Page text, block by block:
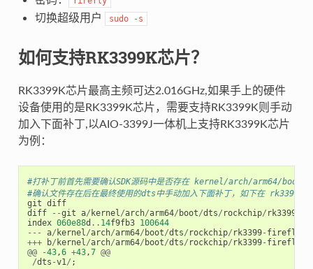
切换超级用户 sudo -s
如何支持RK3399K芯片？
RK3399K芯片最高主频可达2.016GHz,如果手上的硬件
设备使用的是RK3399K芯片，需要支持RK3399K则手动
加入下面补丁,以AIO-3399J一体机上支持RK3399K芯片
为例：
#打补丁前首先需要确认SDK源码中是否存在 kernel/arch/arm64/
#确认文件存在后在最终使用的dts中手动加入下面补丁，如下在
git diff
diff
--git a/ kernel/arch/arm64/ boot/dts/ rockchip/ rk3399
index 060e88d .. 14f9fb3 100644
---
a/ kernel/arch/arm64/ boot/dts/ rockchip/ rk3399- firefly
+++
b/ kernel/arch/arm64/ boot/dts/ rockchip/ rk3399- firefly
@@
-43,6 +43,7 @@
/dts -v1/ ;